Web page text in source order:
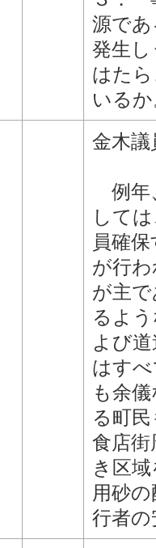
源で
発生
はた
いる
金木議
例年
して
員確
が行
が主
るよ
よび
はす
も余
る町
食店
き区
用砂
行者